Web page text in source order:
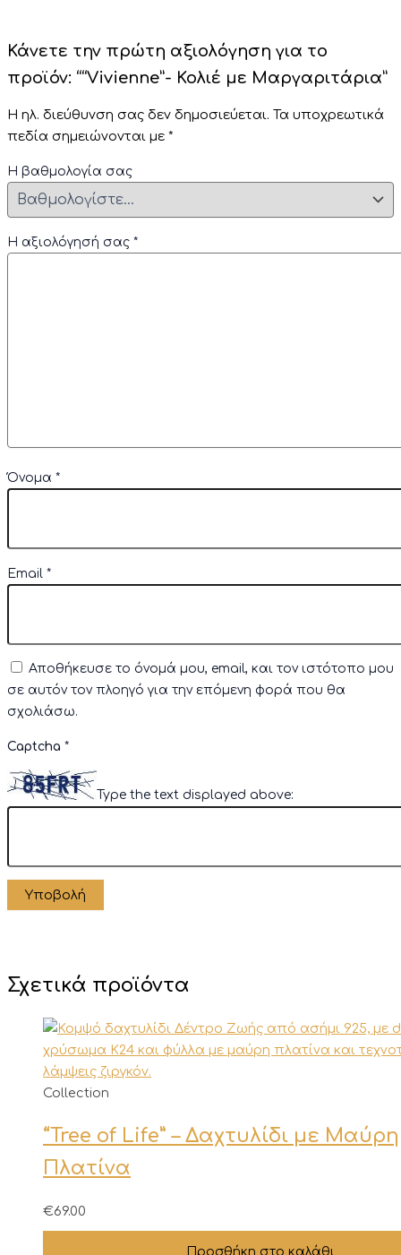
Κάνετε την πρώτη αξιολόγηση για το
προϊόν: ““Vivienne”- Κολιέ με Μαργαριτάρια”
Η ηλ. διεύθυνση σας δεν δημοσιεύεται. Τα υποχρεωτικά
πεδία σημειώνονται με *
Η βαθμολογία σας
Η αξιολόγησή σας *
Όνομα *
Email *
Αποθήκευσε το όνομά μου, email, και τον ιστότοπο μου
σε αυτόν τον πλοηγό για την επόμενη φορά που θα
σχολιάσω.
Captcha *
Type the text displayed above:
Σχετικά προϊόντα
Collection
“Tree of Life” – Δαχτυλίδι με Μαύρη
Πλατίνα
€69.00
Προσθήκη στο καλάθι